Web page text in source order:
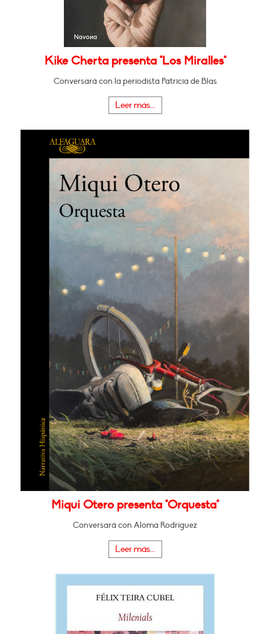
Kike Cherta presenta "Los Miralles"
Conversará con la periodista Patricia de Blas
Leer más...
Miqui Otero presenta "Orquesta"
Conversará con Aloma Rodríguez
Leer más...